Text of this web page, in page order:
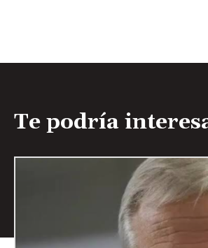
Te podría